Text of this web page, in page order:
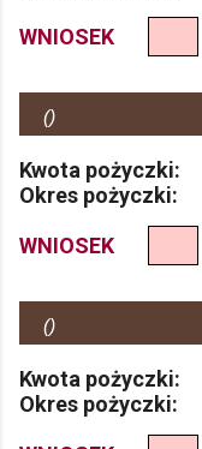
WNIOSEK
()
Kwota pożyczki:
Okres pożyczki:
WNIOSEK
()
Kwota pożyczki:
Okres pożyczki: